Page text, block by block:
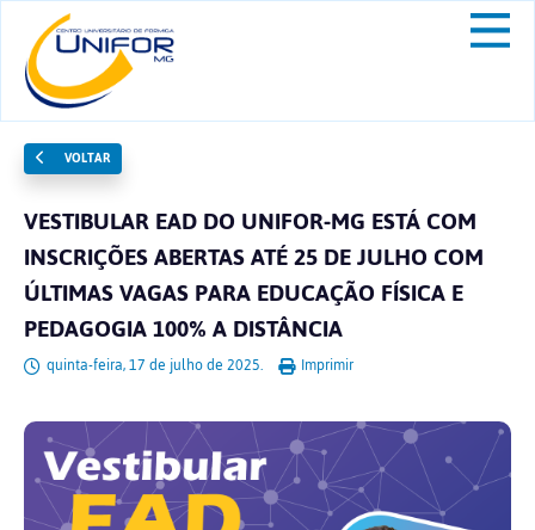
VOLTAR
VESTIBULAR EAD DO UNIFOR-MG ESTÁ COM
INSCRIÇÕES ABERTAS ATÉ 25 DE JULHO COM
ÚLTIMAS VAGAS PARA EDUCAÇÃO FÍSICA E
PEDAGOGIA 100% A DISTÂNCIA
quinta-feira, 17 de julho de 2025. Imprimir